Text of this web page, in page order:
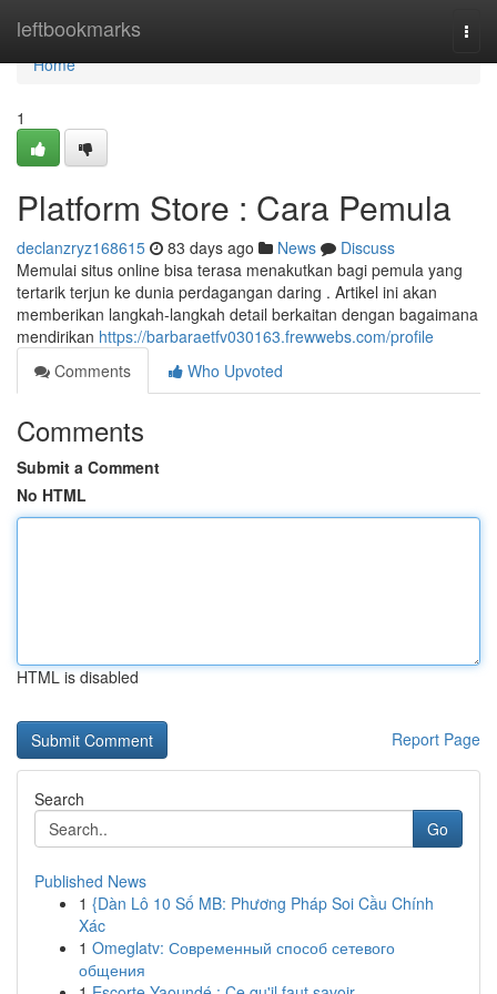
leftbookmarks
Home
Home
1
Platform Store : Cara Pemula
declanzryz168615 83 days ago News
Discuss
Memulai situs online bisa terasa menakutkan bagi pemula yang
tertarik terjun ke dunia perdagangan daring . Artikel ini akan
memberikan langkah-langkah detail berkaitan dengan bagaimana
mendirikan https://barbaraetfv030163.frewwebs.com/profile
Comments
Who Upvoted
Comments
Submit a Comment
No HTML
HTML is disabled
Report Page
Search
Go
Published News
1 {Dàn Lô 10 Số MB: Phương Pháp Soi Cầu Chính
Xác
1 Omeglatv: Современный способ сетевого
общения